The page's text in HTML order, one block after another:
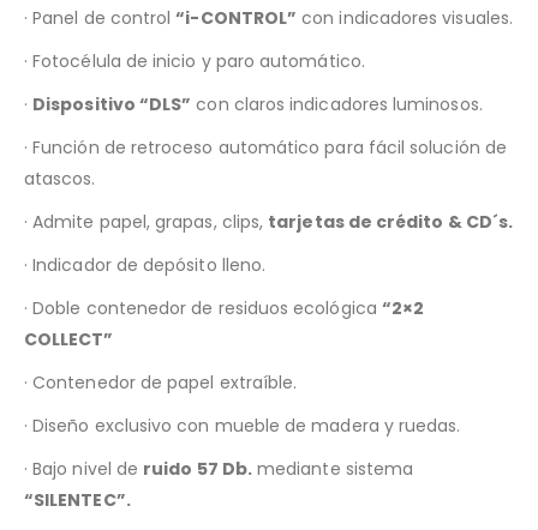
· Panel de control“i-CONTROL” con indicadores visuales.
· Fotocélula de inicio y paro automático.
· Dispositivo “DLS” con claros indicadores luminosos.
· Función de retroceso automático para fácil solución de
atascos.
· Admite papel, grapas, clips, tarjetas de crédito & CD´s.
· Indicador de depósito lleno.
· Doble contenedor de residuos ecológica “2×2
COLLECT”
· Contenedor de papel extraíble.
· Diseño exclusivo con mueble de madera y ruedas.
· Bajo nivel de ruido 57 Db.mediante sistema
“SILENTEC”.